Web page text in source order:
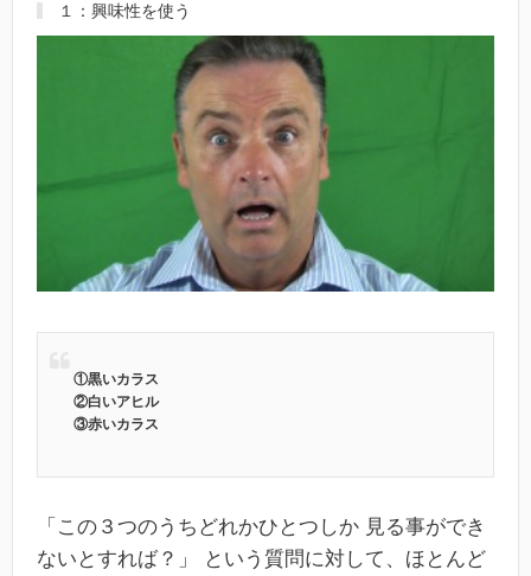
１：興味性を使う
①黒いカラス
②白いアヒル
③赤いカラス
「この３つのうちどれかひとつしか 見る事ができ
ないとすれば？」 という質問に対して、ほとんど